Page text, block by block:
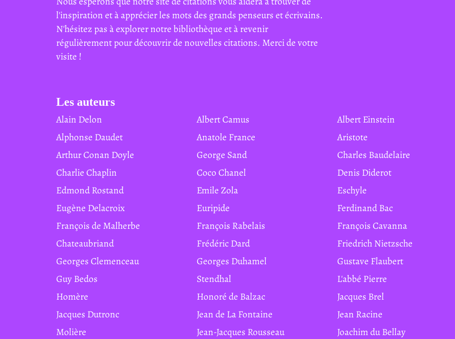
l'inspiration et à apprécier les mots des grands penseurs et écrivains.
N'hésitez pas à explorer notre bibliothèque et à revenir
régulièrement pour découvrir de nouvelles citations. Merci de votre
visite !
Les auteurs
Alain Delon Albert Camus Albert Einstein
Alphonse Daudet
Anatole France Aristote
Arthur Conan Doyle
George Sand Charles Baudelaire
Charlie Chaplin
Coco Chanel Denis Diderot
Edmond Rostand
Emile Zola Eschyle
Eugène Delacroix
Euripide Ferdinand Bac
François de Malherbe
François Rabelais François Cavanna
Chateaubriand
Frédéric Dard Friedrich Nietzsche
Georges Clemenceau
Georges Duhamel Gustave Flaubert
Guy Bedos
Stendhal L'abbé Pierre
Homère
Honoré de Balzac Jacques Brel
Jacques Dutronc
Jean de La Fontaine Jean Racine
Molière
Jean-Jacques Rousseau Joachim du Bellay